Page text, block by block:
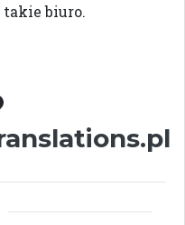
biuro.